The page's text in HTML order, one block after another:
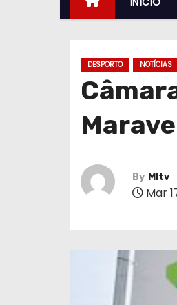
DESPORTO NOTÍCIAS
By MItv
Mar